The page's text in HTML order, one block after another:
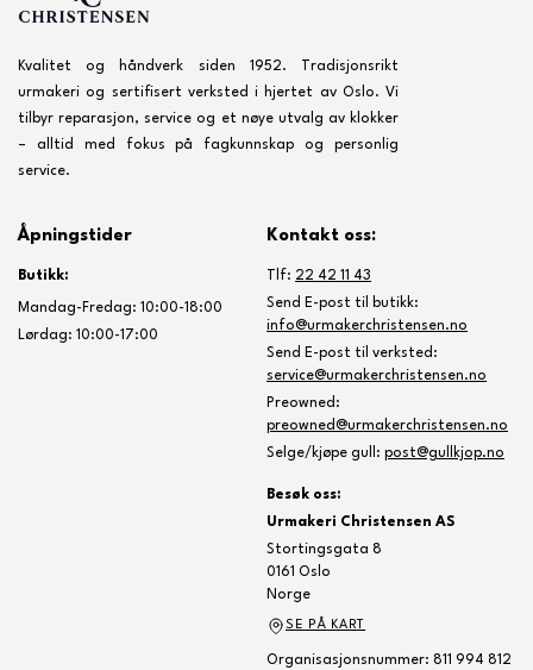
Kvalitet og håndverk siden 1952. Tradisjonsrikt
urmakeri og sertifisert verksted i hjertet av Oslo. Vi
tilbyr reparasjon, service og et nøye utvalg av klokker
– alltid med fokus på fagkunnskap og personlig
service.
Åpningstider
Butikk:
Mandag-Fredag: 10:00-18:00
Lørdag: 10:00-17:00
Kontakt oss:
Tlf: 22 42 11 43
Send E-post til butikk:
info@urmakerchristensen.no
Send E-post til verksted:
service@urmakerchristensen.no
Preowned:
preowned@urmakerchristensen.no
Selge/kjøpe gull: post@gullkjop.no
Besøk oss:
Urmakeri Christensen AS
Stortingsgata 8
0161 Oslo
Norge
SE PÅ KART
Organisasjonsnummer: 811 994 812